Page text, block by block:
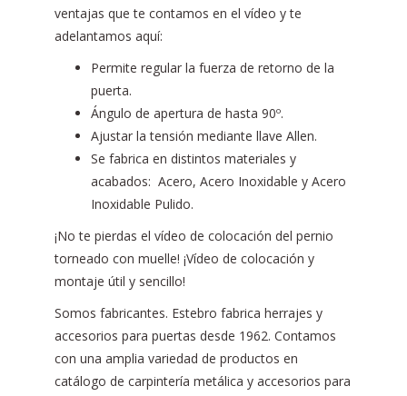
ventajas que te contamos en el vídeo y te
adelantamos aquí:
Permite regular la fuerza de retorno de la
puerta.
Ángulo de apertura de hasta 90º.
Ajustar la tensión mediante llave Allen.
Se fabrica en distintos materiales y
acabados: Acero, Acero Inoxidable y Acero
Inoxidable Pulido.
¡No te pierdas el vídeo de colocación del pernio
torneado con muelle! ¡Vídeo de colocación y
montaje útil y sencillo!
Somos fabricantes. Estebro fabrica herrajes y
accesorios para puertas desde 1962. Contamos
con una amplia variedad de productos en
catálogo de carpintería metálica y accesorios para